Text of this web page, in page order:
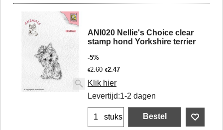
ANI020 Nellie's Choice clear
stamp hond Yorkshire terrier
-5%
€2.60 €2.47
Klik hier
Levertijd:1-2 dagen
stuks Bestel